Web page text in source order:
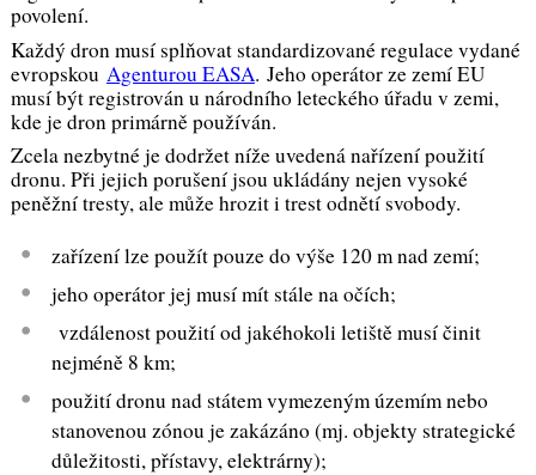
povolení.
Každý dron musí splňovat standardizované regulace vydané
evropskou Agenturou EASA. Jeho operátor ze zemí EU
musí být registrován u národního leteckého úřadu v zemi,
kde je dron primárně používán.
Zcela nezbytné je dodržet níže uvedená nařízení použití
dronu. Při jejich porušení jsou ukládány nejen vysoké
peněžní tresty, ale může hrozit i trest odnětí svobody.
zařízení lze použít pouze do výše 120 m nad zemí;
jeho operátor jej musí mít stále na očích;
vzdálenost použití od jakéhokoli letiště musí činit
nejméně 8 km;
použití dronu nad státem vymezeným územím nebo
stanovenou zónou je zakázáno (mj. objekty strategické
důležitosti, přístavy, elektrárny);